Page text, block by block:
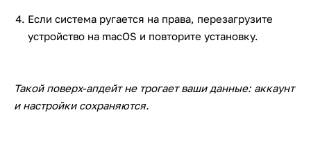
Если система ругается на права, перезагрузите
устройство на macOS и повторите установку.
Такой поверх-апдейт не трогает ваши данные: аккаунт
и настройки сохраняются.